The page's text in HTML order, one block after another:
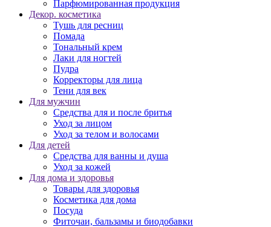
Парфюмированная продукция
Декор. косметика
Тушь для ресниц
Помада
Тональный крем
Лаки для ногтей
Пудра
Корректоры для лица
Тени для век
Для мужчин
Средства для и после бритья
Уход за лицом
Уход за телом и волосами
Для детей
Средства для ванны и душа
Уход за кожей
Для дома и здоровья
Товары для здоровья
Косметика для дома
Посуда
Фиточаи, бальзамы и биодобавки